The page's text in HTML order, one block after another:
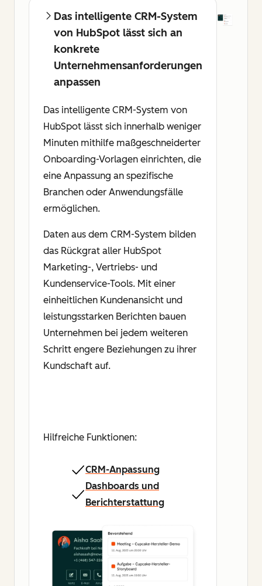
Das intelligente CRM-System
von HubSpot lässt sich an
konkrete
Unternehmensanforderungen
anpassen
Das intelligente CRM-System von
HubSpot lässt sich innerhalb weniger
Minuten mithilfe maßgeschneiderter
Onboarding-Vorlagen einrichten, die
eine Anpassung an spezifische
Branchen oder Anwendungsfälle
ermöglichen.
Daten aus dem CRM-System bilden
das Rückgrat aller HubSpot
Marketing-, Vertriebs- und
Kundenservice-Tools. Mit einer
einheitlichen Kundenansicht und
leistungsstarken Berichten bauen
Unternehmen bei jedem weiteren
Schritt engere Beziehungen zu ihrer
Kundschaft auf.
Hilfreiche Funktionen:
CRM-Anpassung
Dashboards und
Berichterstattung